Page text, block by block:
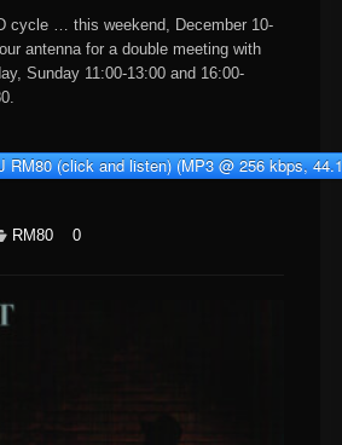
cycle … this weekend, December 10-
antenna for a double meeting with
Sunday 11:00-13:00 and 16:00-
RM80 (click and listen) (MP3 @ 256 kbps,
RM80 0